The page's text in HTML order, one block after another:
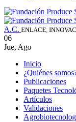
A.C. ENLACE,
06
Jue, Ago
Inicio
¿Quiénes
Publicaciones
Paquetes
Artículos
Validaciones